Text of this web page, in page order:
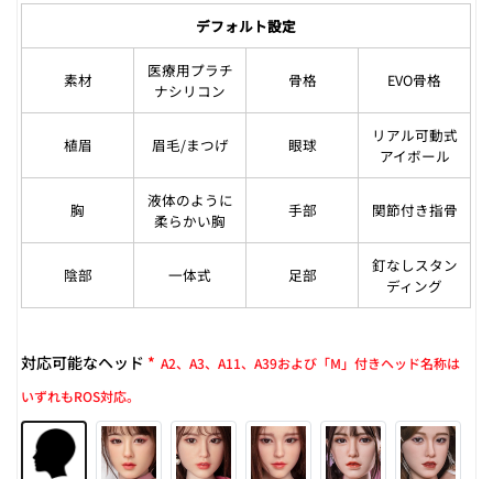
デフォルト設定
素材
医療用プラチ
ナシリコン
骨格 EVO骨格
植眉 眉毛/まつげ 眼球
リアル可動式
アイボール
胸
液体のように
柔らかい胸
手部 関節付き指骨
陰部 一体式 足部
釘なしスタン
ディング
対応可能なヘッド * A2、A3、A11、A39および「M」付きヘッド名称は
いずれもROS対応。